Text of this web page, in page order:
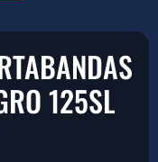
125SL